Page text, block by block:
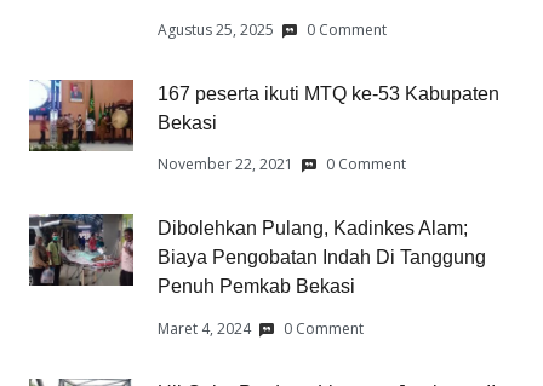
Agustus 25, 2025 0 Comment
167 peserta ikuti MTQ ke-53 Kabupaten
Bekasi
November 22, 2021 0 Comment
Dibolehkan Pulang, Kadinkes Alam;
Biaya Pengobatan Indah Di Tanggung
Penuh Pemkab Bekasi
Maret 4, 2024 0 Comment